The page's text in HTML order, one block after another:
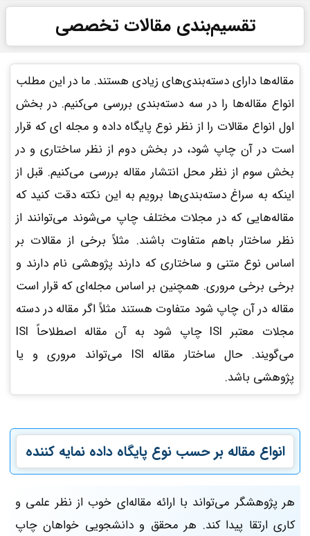
تقسیم‌بندی مقالات تخصصی
مقاله‌ها دارای دسته‌بندی‌های زیادی هستند. ما در این مطلب
انواع مقاله‌ها را در سه دسته‌بندی بررسی می‌کنیم. در بخش
اول انواع مقالات را از نظر نوع پایگاه داده و مجله ای که قرار
است در آن چاپ شود، در بخش دوم از نظر ساختاری و در
بخش سوم از نظر محل انتشار مقاله بررسی می‌کنیم. قبل از
اینکه به سراغ دسته‌بندی‌ها برویم به این نکته دقت کنید که
مقاله‌هایی که در مجلات مختلف چاپ می‌شوند می‌توانند از
نظر ساختار باهم متفاوت باشند. مثلاً برخی از مقالات بر
اساس نوع متنی و ساختاری که دارند پژوهشی نام دارند و
برخی برخی مروری. همچنین بر اساس مجله‌ای که قرار است
مقاله در آن چاپ شود متفاوت هستند مثلاً اگر مقاله در دسته
مجلات معتبر ISI چاپ شود به آن مقاله اصطلاحاً ISI
می‌گویند. حال ساختار مقاله ISI می‌تواند مروری و یا
پژوهشی باشد.
انواع مقاله بر حسب نوع پایگاه داده نمایه کننده
هر پژوهشگر می‌تواند با ارائه مقاله‌ای خوب از نظر علمی و
کاری ارتقا پیدا کند. هر محقق و دانشجویی خواهان چاپ